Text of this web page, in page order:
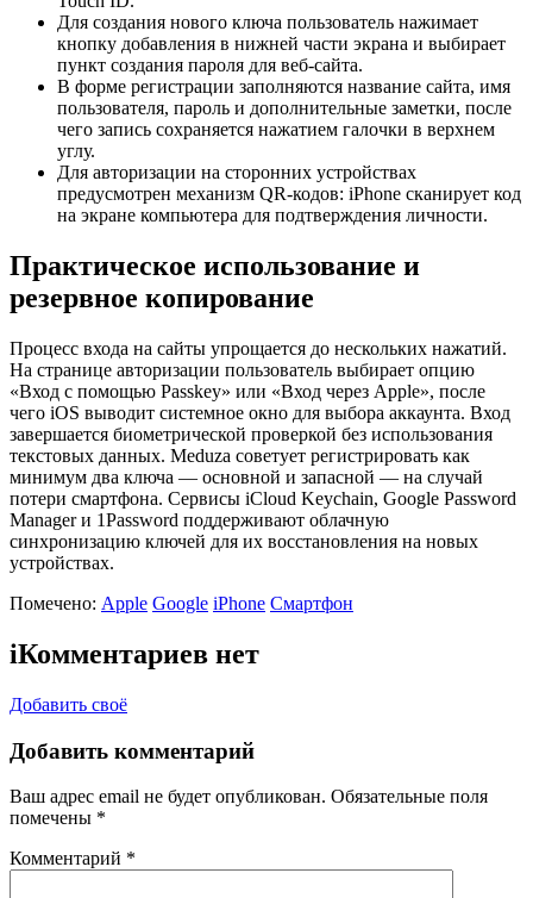
Для создания нового ключа пользователь нажимает
кнопку добавления в нижней части экрана и выбирает
пункт создания пароля для веб-сайта.
В форме регистрации заполняются название сайта, имя
пользователя, пароль и дополнительные заметки, после
чего запись сохраняется нажатием галочки в верхнем
углу.
Для авторизации на сторонних устройствах
предусмотрен механизм QR-кодов: iPhone сканирует код
на экране компьютера для подтверждения личности.
Практическое использование и
резервное копирование
Процесс входа на сайты упрощается до нескольких нажатий.
На странице авторизации пользователь выбирает опцию
«Вход с помощью Passkey» или «Вход через Apple», после
чего iOS выводит системное окно для выбора аккаунта. Вход
завершается биометрической проверкой без использования
текстовых данных. Meduza советует регистрировать как
минимум два ключа — основной и запасной — на случай
потери смартфона. Сервисы iCloud Keychain, Google Password
Manager и 1Password поддерживают облачную
синхронизацию ключей для их восстановления на новых
устройствах.
Помечено: Apple Google iPhone Смартфон
iКомментариев нет
Добавить своё
Добавить комментарий
Ваш адрес email не будет опубликован. Обязательные поля
помечены *
Комментарий *